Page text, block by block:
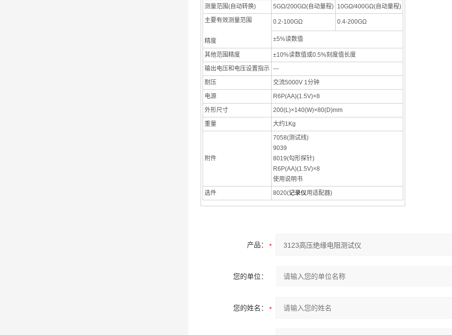
测量范围(自动转换)
5GΩ/200GΩ(自动量程) 10GΩ/400GΩ(自动量程)
主要有效测量范围
精度
0.2-100GΩ 0.4-200GΩ
±5%读数值
其他范围精度
±10%读数值或0.5%刻度值长度
输出电压和电压设置指示 ---
耐压
交流5000V 1分钟
电源
R6P(AA)(1.5V)×8
外形尺寸
200(L)×140(W)×80(D)mm
重量
大约1Kg
附件
7058(测试线)
9039
8019(勾形探针)
R6P(AA)(1.5V)×8
使用说明书
选件
8020(记录仪用适配器)
产品：
您的单位：
您的姓名：